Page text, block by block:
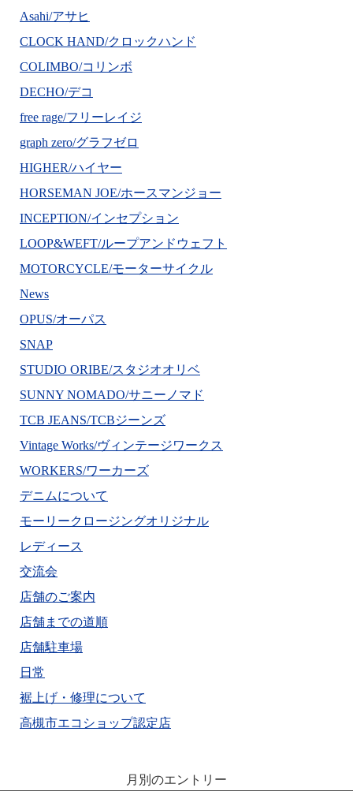
Asahi/アサヒ
CLOCK HAND/クロックハンド
COLIMBO/コリンボ
DECHO/デコ
free rage/フリーレイジ
graph zero/グラフゼロ
HIGHER/ハイヤー
HORSEMAN JOE/ホースマンジョー
INCEPTION/インセプション
LOOP&WEFT/ループアンドウェフト
MOTORCYCLE/モーターサイクル
News
OPUS/オーパス
SNAP
STUDIO ORIBE/スタジオオリベ
SUNNY NOMADO/サニーノマド
TCB JEANS/TCBジーンズ
Vintage Works/ヴィンテージワークス
WORKERS/ワーカーズ
デニムについて
モーリークロージングオリジナル
レディース
交流会
店舗のご案内
店舗までの道順
店舗駐車場
日常
裾上げ・修理について
高槻市エコショップ認定店
月別のエントリー